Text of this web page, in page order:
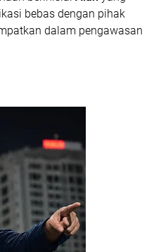
bebas dengan pihak
dalam pengawasan